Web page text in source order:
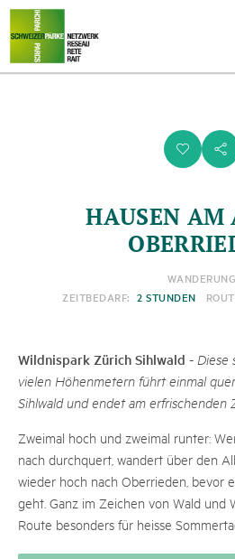
Navigieren
Netzwerk
Schweizer
Schnellnavigation
Zum Hauptinhalt
Zur mobilen Navigation
Zur Suche
Zum Fussbereich
Zur Sitemap
i s
HAUSEN AM
WANDERUNG
ZEITBEDARF: 2 STUNDEN
Wildnispark Zürich Sihlwald - Diese
vielen Höhenmetern führt einmal
Sihlwald und endet am erfrischenden
Zweimal hoch und zweimal runter:
nach durchquert, wandert über den
wieder hoch nach Oberrieden, bevor
geht. Ganz im Zeichen von Wald und
Route besonders für heisse